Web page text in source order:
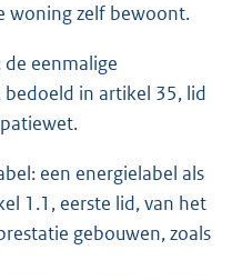
woning zelf bewoont.
eenmalige
bedoeld in artikel 35, lid
een energielabel als
1.1, eerste lid, van het
gebouwen, zoals